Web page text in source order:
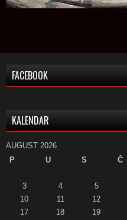
FACEBOOK
KALENDAR
AUGUST 2026
P
U S Č
3
4 5
10
11 12
17
18 19